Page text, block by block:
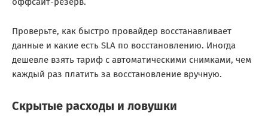
Проверьте, как быстро провайдер восстанавливает
данные и какие есть SLA по восстановлению. Иногда
дешевле взять тариф с автоматическими снимками, чем
каждый раз платить за восстановление вручную.
Скрытые расходы и ловушки